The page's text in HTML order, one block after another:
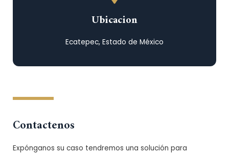
Ubicacion
Ecatepec, Estado de México
Contactenos
Expónganos su caso tendremos una solución para